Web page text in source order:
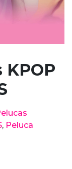
KPOP
, Peluca